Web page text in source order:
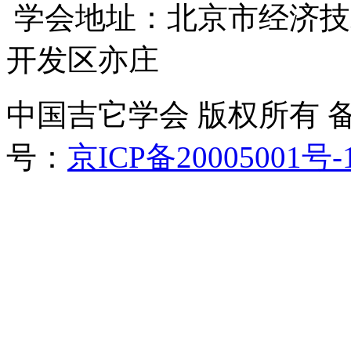
学会地址：北京市经济
开发区亦庄
中国吉它学会 版权所有
号： 京ICP备20005001号-